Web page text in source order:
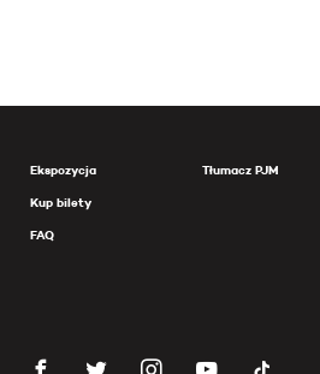
Ekspozycja
Kup bilety
FAQ
Tłumacz PJM